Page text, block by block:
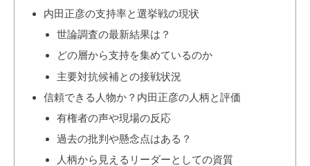
内田正彦の支持率と選挙戦の現状
世論調査の最新結果は？
どの層から支持を集めているのか
主要対抗候補との接戦状況
信頼できる人物か？内田正彦の人柄と評価
有権者の声や現場の反応
過去の批判や懸念点はある？
人柄から見えるリーダーとしての資質